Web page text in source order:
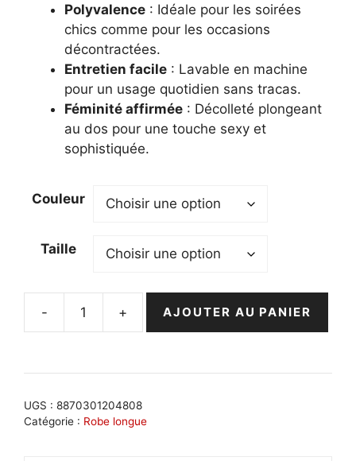
Polyvalence : Idéale pour les soirées
chics comme pour les occasions
décontractées.
Entretien facile : Lavable en machine
pour un usage quotidien sans tracas.
Féminité affirmée : Décolleté plongeant
au dos pour une touche sexy et
sophistiquée.
Couleur
Taille
-
quantité
dos
nu
+ AJOUTER AU PANIER
UGS : 8870301204808
Catégorie : Robe longue